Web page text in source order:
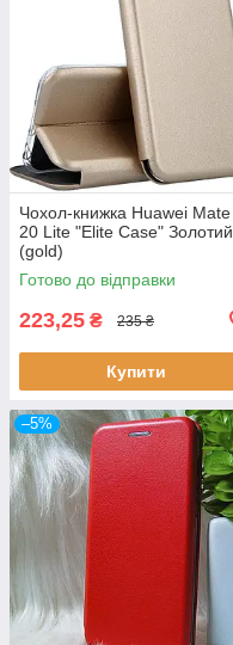
Чохол-книжка Huawei Mate
20 Lite "Elite Case" Золотий
(gold)
Готово до відправки
223,25 ₴ 235 ₴
Купити
–5%